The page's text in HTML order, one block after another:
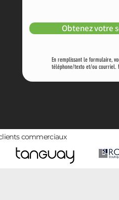
Obtenez votre
En remplissant le formulaire,
téléphone/texto et/ou courriel.
commerciaux